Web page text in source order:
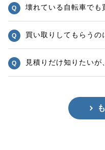
壊れている自転車でも
買い取りしてもらうの
見積りだけ知りたいが